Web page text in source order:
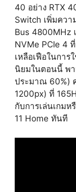
40 อย่าง RTX
Switch เพิ่มควา
Bus 4800MHz
NVMe PCIe 4
เหลือเฟือในกา
นิยมในตอนนี้ พา
ประมาณ 60%)
1200px) ที่
กับการเล่นเกม
11 Home ทันที